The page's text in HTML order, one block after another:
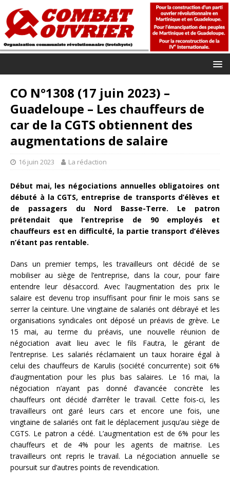
CO N°1308 (17 juin 2023) –
Guadeloupe – Les chauffeurs de
car de la CGTS obtiennent des
augmentations de salaire
16 juin 2023 La rédaction
Début mai, les négociations annuelles obligatoires ont
débuté à la CGTS, entreprise de transports d’élèves et
de passagers du Nord Basse-Terre. Le patron
prétendait que l’entreprise de 90 employés et
chauffeurs est en difficulté, la partie transport d’élèves
n’étant pas rentable.
Dans un premier temps, les travailleurs ont décidé de se
mobiliser au siège de l’entreprise, dans la cour, pour faire
entendre leur désaccord. Avec l’augmentation des prix le
salaire est devenu trop insuffisant pour finir le mois sans se
serrer la ceinture. Une vingtaine de salariés ont débrayé et les
organisations syndicales ont déposé un préavis de grève. Le
15 mai, au terme du préavis, une nouvelle réunion de
négociation avait lieu avec le fils Fautra, le gérant de
l’entreprise. Les salariés réclamaient un taux horaire égal à
celui des chauffeurs de Karulis (société concurrente) soit 6%
d’augmentation pour les plus bas salaires. Le 16 mai, la
négociation n’ayant pas donné d’avancée concrète les
chauffeurs ont décidé d’arrêter le travail. Cette fois-ci, les
travailleurs ont garé leurs cars et encore une fois, une
vingtaine de salariés ont fait le déplacement jusqu’au siège de
CGTS. Le patron a cédé. L’augmentation est de 6% pour les
chauffeurs et de 4% pour les agents de maitrise. Les
travailleurs ont repris le travail. La négociation annuelle se
poursuit sur d’autres points de revendication.